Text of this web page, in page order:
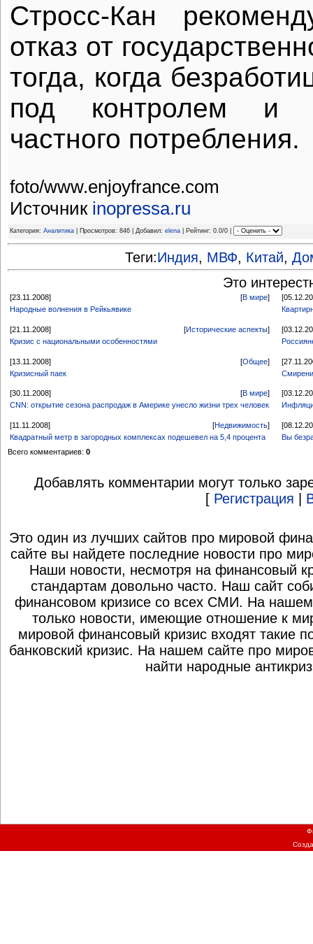
Стросс-Кан
отказ от
тогда, когда
под контролем и
частного потребления.
foto/www.enjoyfrance.com
Источник inopressa.ru
Категория: Аналитика | Просмотров: 846 | Добавил: elena | Рейтинг: 0.0/0 |
Теги:Индия, МВФ, Китай,
Это
[23.11.2008] [В мире]
Народные волнения в Рейкьявике
[21.11.2008] [Исторические аспекты]
Кризис с национальными особенностями
[13.11.2008] [Общее]
Кризисный паек
[30.11.2008] [В мире]
CNN: открытие сезона распродаж в Америке унесло жизни трех человек
[11.11.2008] [Недвижимость]
Квадратный метр в загородных комплексах подешевел на 5,4 процента
Вы
Всего комментариев: 0
Добавлять комментарии могут только
[ Регистрация
Это один из лучших сайтов про мировой
сайте вы найдете последние новости про
Наши новости, несмотря на финансовый
стандартам довольно часто. Наш сайт
финансовом кризисе со всех СМИ. На нашем
только новости, имеющие отношение к
мировой финансовый кризис входят такие
банковский кризис. На нашем сайте про
найти народные